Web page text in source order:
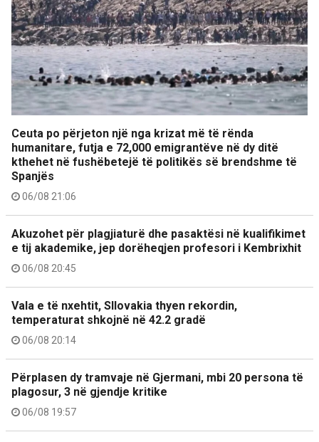
Ceuta po përjeton një nga krizat më të rënda
humanitare, futja e 72,000 emigrantëve në dy ditë
kthehet në fushëbetejë të politikës së brendshme të
Spanjës
06/08 21:06
Akuzohet për plagjiaturë dhe pasaktësi në kualifikimet
e tij akademike, jep dorëheqjen profesori i Kembrixhit
06/08 20:45
Vala e të nxehtit, Sllovakia thyen rekordin,
temperaturat shkojnë në 42.2 gradë
06/08 20:14
Përplasen dy tramvaje në Gjermani, mbi 20 persona të
plagosur, 3 në gjendje kritike
06/08 19:57